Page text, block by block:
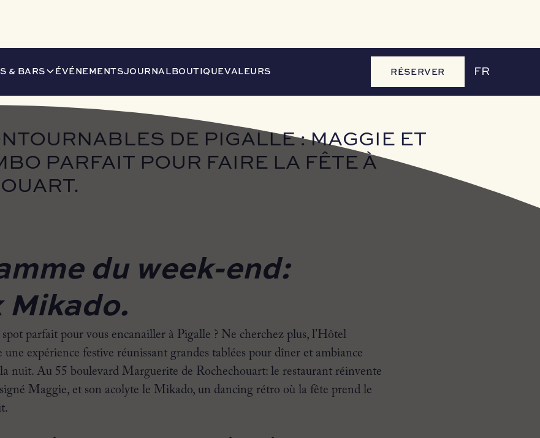
& BARS ÉVÉNEMENTSJOURNALBOUTIQUEVALEURS RÉSERVER FR
DE PIGALLE : MAGGIE ET
PARFAIT POUR FAIRE LA FÊTE À
du week-end:
Mikado.
spot parfait pour vous encanailler à Pigalle ? Ne cherchez plus, l’Hôtel
une expérience festive réunissant grandes tablées pour dîner et ambiance
la nuit. Au 55 boulevard Marguerite de Rochechouart: le restaurant réinvente
Maggie, et son acolyte le Mikado, un dancing rétro où la fête prend le